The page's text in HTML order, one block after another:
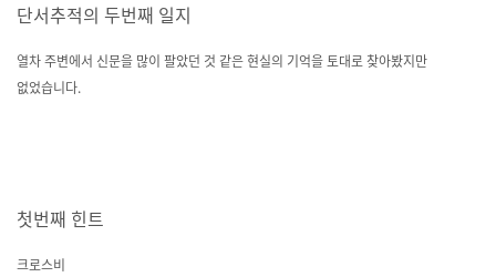
단서추적의 두번째 일지
열차 주변에서 신문을 많이 팔았던 것 같은 현실의 기억을 토대로 찾아봤지만
없었습니다.
첫번째 힌트
크로스비